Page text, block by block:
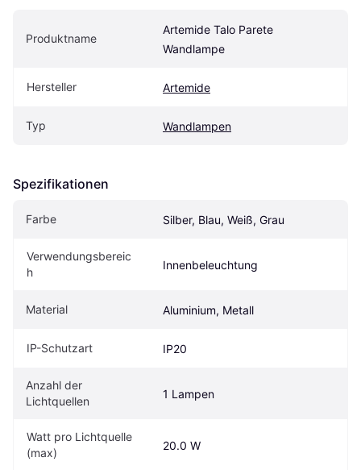
Produktname
Artemide Talo Parete
Wandlampe
Hersteller Artemide
Typ Wandlampen
Spezifikationen
Farbe Silber, Blau, Weiß, Grau
Verwendungsbereic
h
Innenbeleuchtung
Material Aluminium, Metall
IP-Schutzart IP20
Anzahl der
Lichtquellen
1 Lampen
Watt pro Lichtquelle
(max)
20.0 W